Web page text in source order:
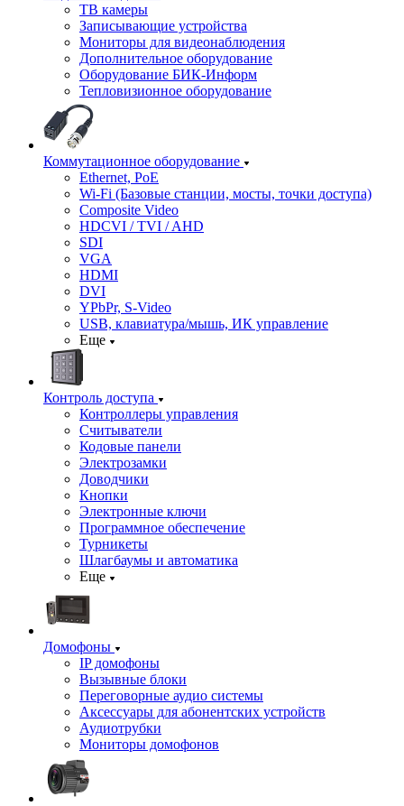
ТВ камеры
Записывающие устройства
Мониторы для видеонаблюдения
Дополнительное оборудование
Оборудование БИК-Информ
Тепловизионное оборудование
Коммутационное оборудование
Ethernet, PoE
Wi-Fi (Базовые станции, мосты, точки доступа)
Composite Video
HDCVI / TVI / AHD
SDI
VGA
HDMI
DVI
YPbPr, S-Video
USB, клавиатура/мышь, ИК управление
Еще
Контроль доступа
Контроллеры управления
Считыватели
Кодовые панели
Электрозамки
Доводчики
Кнопки
Электронные ключи
Программное обеспечение
Турникеты
Шлагбаумы и автоматика
Еще
Домофоны
IP домофоны
Вызывные блоки
Переговорные аудио системы
Аксессуары для абонентских устройств
Аудиотрубки
Мониторы домофонов